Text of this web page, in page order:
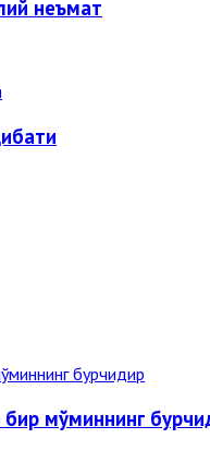
неъмат
мўминнинг